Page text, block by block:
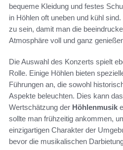
bequeme Kleidung und festes
in Höhlen oft uneben und kühl
zu sein, damit man die
Atmosphäre voll und ganz
Die Auswahl des Konzerts spielt
Rolle. Einige Höhlen bieten
Führungen an, die sowohl
Aspekte beleuchten. Dies kann
Wertschätzung der Höhlenmusik
sollte man frühzeitig ankommen,
einzigartigen Charakter der
bevor die musikalischen